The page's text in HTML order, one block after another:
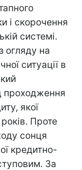
і скорочення
системі.
огляду на
ситуації в
проходження
якої
Проте
сонця
кредитно-
За